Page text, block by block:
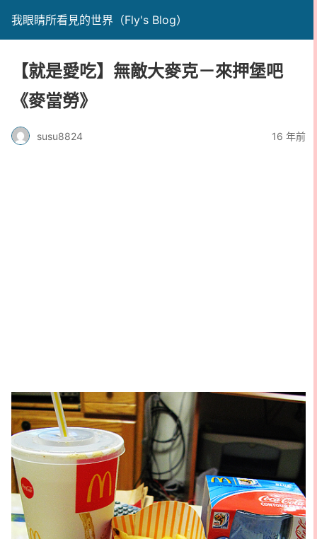
我眼睛所看見的世界（Fly's Blog）
【就是愛吃】無敵大麥克－來押堡吧
《麥當勞》
susu8824 16 年前